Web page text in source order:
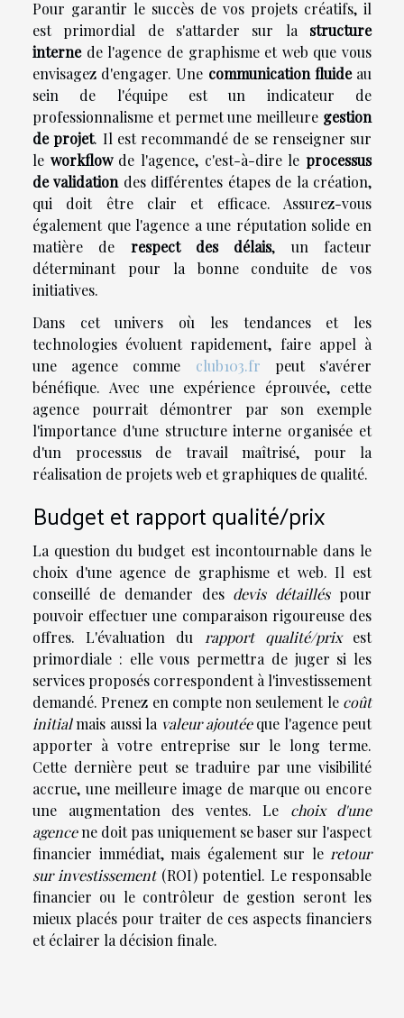
Pour garantir le succès de vos projets créatifs, il
est primordial de s'attarder sur la structure
internede l'agence de graphisme et web que vous
envisagez d'engager. Une communication fluideau
sein de l'équipe est un indicateur de
professionnalisme et permet une meilleure gestion
de projet. Il est recommandé de se renseigner sur
le workflowde l'agence, c'est-à-dire leprocessus
de validation des différentes étapes de la création,
qui doit être clair et efficace. Assurez-vous
également que l'agence a une réputation solide en
matière de respect des délais, un facteur
déterminant pour la bonne conduite de vos
initiatives.
Dans cet univers où les tendances et les
technologies évoluent rapidement, faire appel à
une agence comme club103.fr peut s'avérer
bénéfique. Avec une expérience éprouvée, cette
agence pourrait démontrer par son exemple
l'importance d'une structure interne organisée et
d'un processus de travail maîtrisé, pour la
réalisation de projets web et graphiques de qualité.
Budget et rapport qualité/prix
La question du budget est incontournable dans le
choix d'une agence de graphisme et web. Il est
conseillé de demander des devis détailléspour
pouvoir effectuer une comparaison rigoureuse des
offres. L'évaluation du
rapport qualité/prixest
primordiale : elle vous permettra de juger si les
services proposés correspondent à l'investissement
demandé. Prenez en compte non seulement le coût
initialmais aussi la valeur ajoutéeque l'agence peut
apporter à votre entreprise sur le long terme.
Cette dernière peut se traduire par une visibilité
accrue, une meilleure image de marque ou encore
une augmentation des ventes. Le choix d'une
agencene doit pas uniquement se baser sur l'aspect
financier immédiat, mais également sur le retour
sur investissement(ROI) potentiel. Le responsable
financier ou le contrôleur de gestion seront les
mieux placés pour traiter de ces aspects financiers
et éclairer la décision finale.